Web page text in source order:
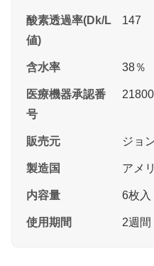
酸素透過率(Dk/L
値)
147
含水率 38％
医療機器承認番
号
販売元 ジョ
製造国 アメ
内容量 6枚入
使用期間 2週間